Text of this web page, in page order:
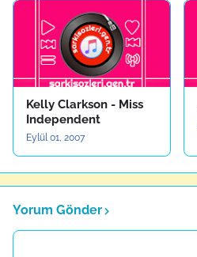
Kelly Clarkson - Miss
Independent
Eylül 01, 2007
Yorum Gönder